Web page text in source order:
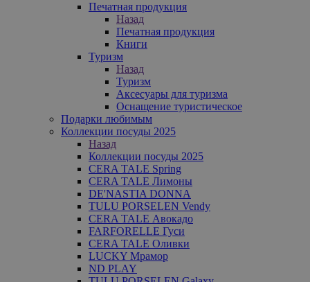
Печатная продукция
Назад
Печатная продукция
Книги
Туризм
Назад
Туризм
Аксесуары для туризма
Оснащение туристическое
Подарки любимым
Коллекции посуды 2025
Назад
Коллекции посуды 2025
CERA TALE Spring
CERA TALE Лимоны
DE'NASTIA DONNA
TULU PORSELEN Vendy
CERA TALE Авокадо
FARFORELLE Гуси
CERA TALE Оливки
LUCKY Мрамор
ND PLAY